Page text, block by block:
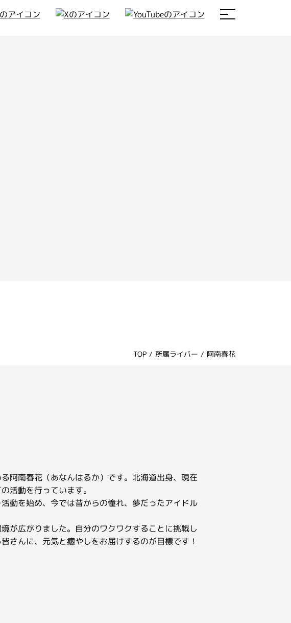
TOP / 所属ライバー / 阿南春花
阿南春花（あなんはるか）です。北海道出身、現在
活動を行っています。
動を始め、今では昔からの憧れ、夢だったアイドル
が広がりました。自分のワクワクすることに挑戦し
さんに、元気と癒やしをお届けするのが目標です！